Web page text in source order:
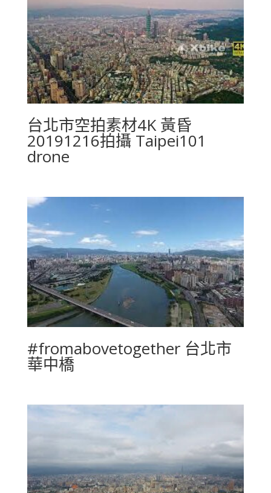
台北市空拍素材4K 黃昏
20191216拍攝 Taipei101
drone
#fromabovetogether 台北市
華中橋